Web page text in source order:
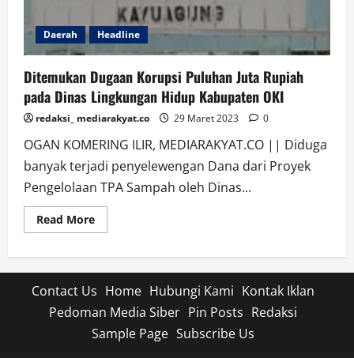
Bungkam
Daerah Headline
Ditemukan Dugaan Korupsi Puluhan Juta Rupiah
pada Dinas Lingkungan Hidup Kabupaten OKI
redaksi_ mediarakyat.co 29 Maret 2023 0
OGAN KOMERING ILIR, MEDIARAKYAT.CO || Diduga
banyak terjadi penyelewengan Dana dari Proyek
Pengelolaan TPA Sampah oleh Dinas...
Read MoreRead
more
Korupsi
Puluhan
Juta
Rupiah
pada
Dinas
Lingkungan
Contact Us Home Hubungi Kami Kontak Iklan
Pedoman Media Siber Pin Posts Redaksi
Sample Page Subscribe Us